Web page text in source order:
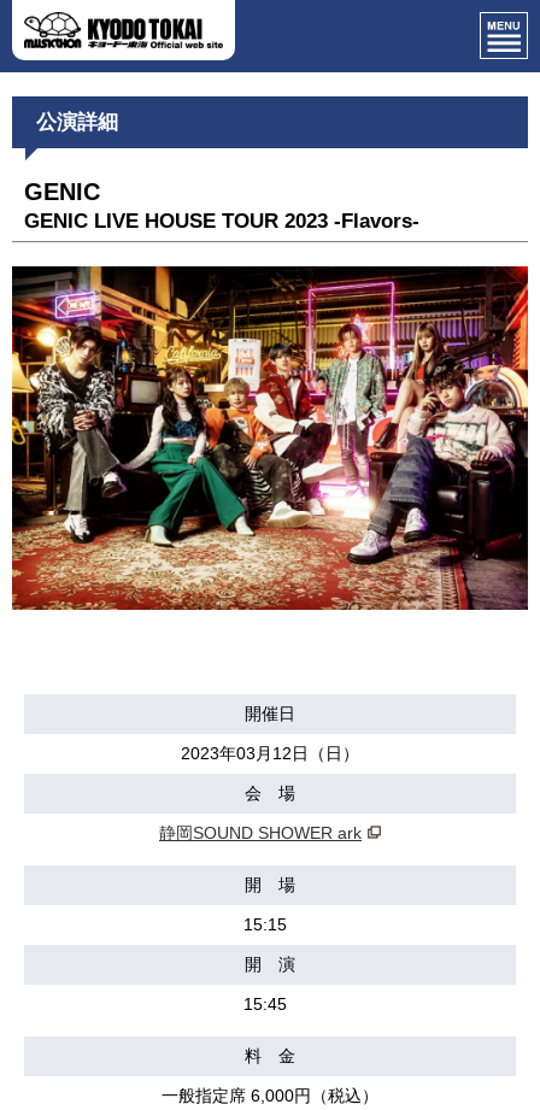
公演詳細
GENIC
GENIC LIVE HOUSE TOUR 2023 -Flavors-
開催日
2023年03月12日（日）
会 場
静岡SOUND SHOWER ark
開 場
15:15
開 演
15:45
料 金
一般指定席 6,000円（税込）